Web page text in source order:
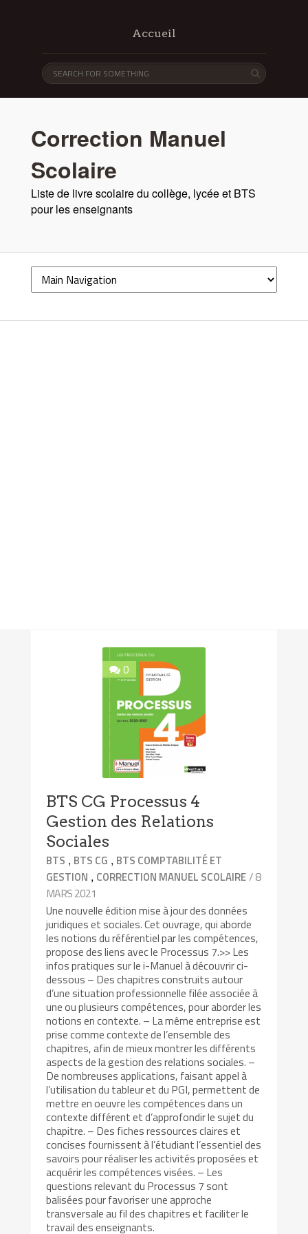
Accueil
Correction Manuel
Scolaire
Liste de livre scolaire du collège, lycée et BTS
pour les enseignants
0
BTS CG Processus 4
Gestion des Relations
Sociales
BTS , BTS CG , BTS COMPTABILITÉ ET
GESTION , CORRECTION MANUEL SCOLAIRE/ 8
MARS 2021
Une nouvelle édition mise à jour des données
juridiques et sociales. Cet ouvrage, qui aborde
les notions du référentiel par les compétences,
propose des liens avec le Processus 7.>> Les
infos pratiques sur le i-Manuel à découvrir ci-
dessous – Des chapitres construits autour
d’une situation professionnelle filée associée à
une ou plusieurs compétences, pour aborder les
notions en contexte. – La même entreprise est
prise comme contexte de l’ensemble des
chapitres, afin de mieux montrer les différents
aspects de la gestion des relations sociales. –
De nombreuses applications, faisant appel à
l’utilisation du tableur et du PGI, permettent de
mettre en oeuvre les compétences dans un
contexte différent et d’approfondir le sujet du
chapitre. – Des fiches ressources claires et
concises fournissent à l’étudiant l’essentiel des
savoirs pour réaliser les activités proposées et
acquérir les compétences visées. – Les
questions relevant du Processus 7 sont
balisées pour favoriser une approche
transversale au fil des chapitres et faciliter le
travail des enseignants.